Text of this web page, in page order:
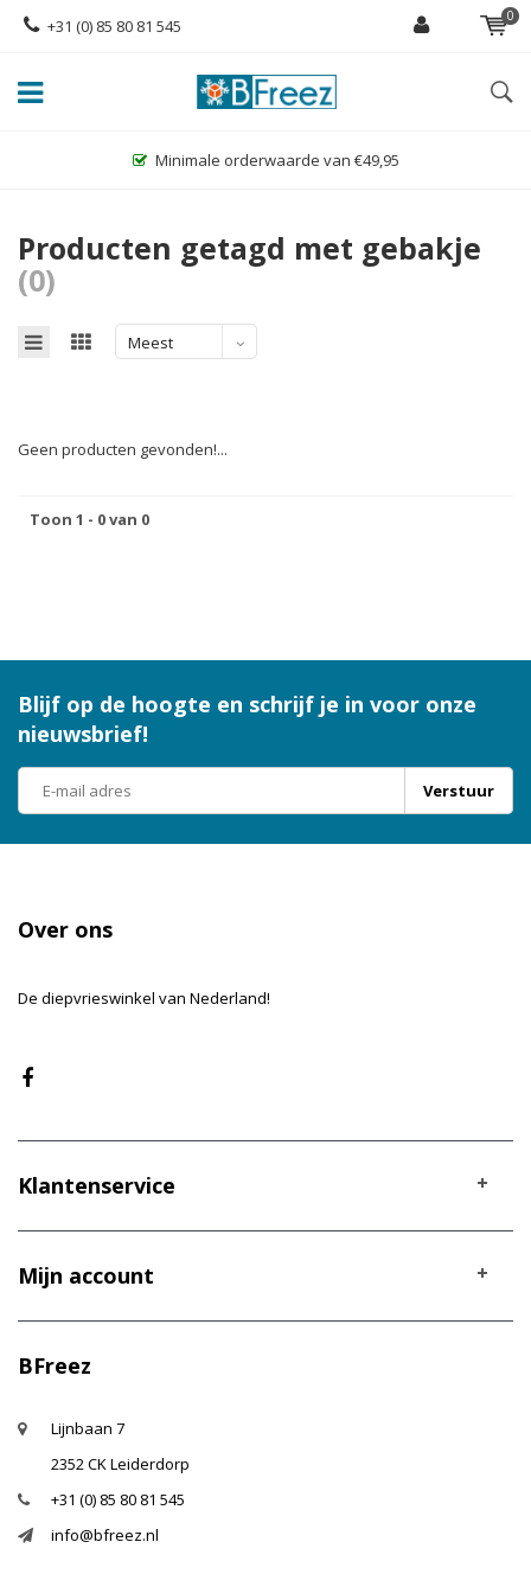
+31 (0) 85 80 81 545 0
Minimale orderwaarde van €49,95
Producten getagd met gebakje
(0)
Meest
Geen producten gevonden!...
Toon 1 - 0 van 0
Blijf op de hoogte en schrijf je in voor onze
nieuwsbrief!
Verstuur
Over ons
De diepvrieswinkel van Nederland!
Klantenservice
Mijn account
BFreez
Lijnbaan 7
2352 CK Leiderdorp
+31 (0) 85 80 81 545
info@bfreez.nl